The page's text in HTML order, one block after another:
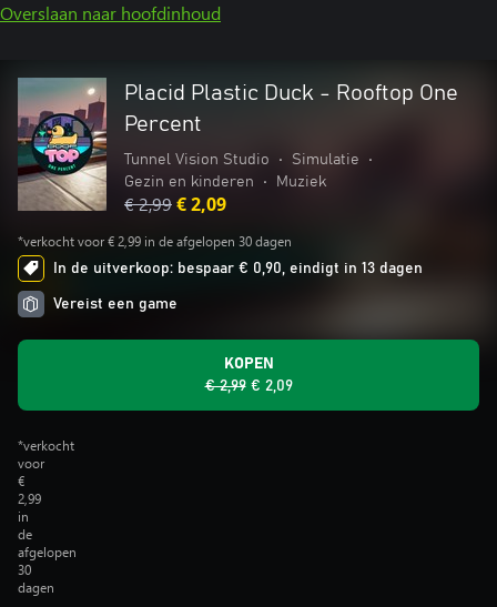
Overslaan naar hoofdinhoud
Placid Plastic Duck - Rooftop One
Percent
Tunnel Vision Studio • Simulatie
•
Gezin en kinderen
• Muziek
€ 2,99€ 2,09
*verkocht voor € 2,99 in de afgelopen 30 dagen
In de uitverkoop: bespaar € 0,90, eindigt in 13 dagen
Vereist een game
KOPEN
€ 2,99 € 2,09
*verkocht
voor
€
2,99
in
de
afgelopen
30
dagen